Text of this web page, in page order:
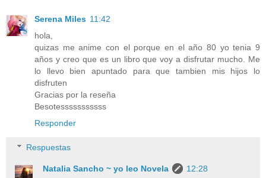
Serena Miles 11:42
hola,
quizas me anime con el porque en el año 80 yo tenia 9
años y creo que es un libro que voy a disfrutar mucho. Me
lo llevo bien apuntado para que tambien mis hijos lo
disfruten
Gracias por la reseña
Besotesssssssssss
Responder
Respuestas
Natalia Sancho ~ yo leo Novela
12:28